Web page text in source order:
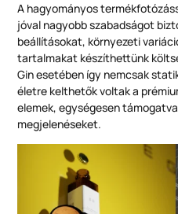
A hagyományos
jóval nagyobb szabadságot
beállításokat, környezeti
tartalmakat készíthettünk
Gin esetében így nemcsak
életre kelthetők voltak a
elemek, egységesen
megjelenéseket.